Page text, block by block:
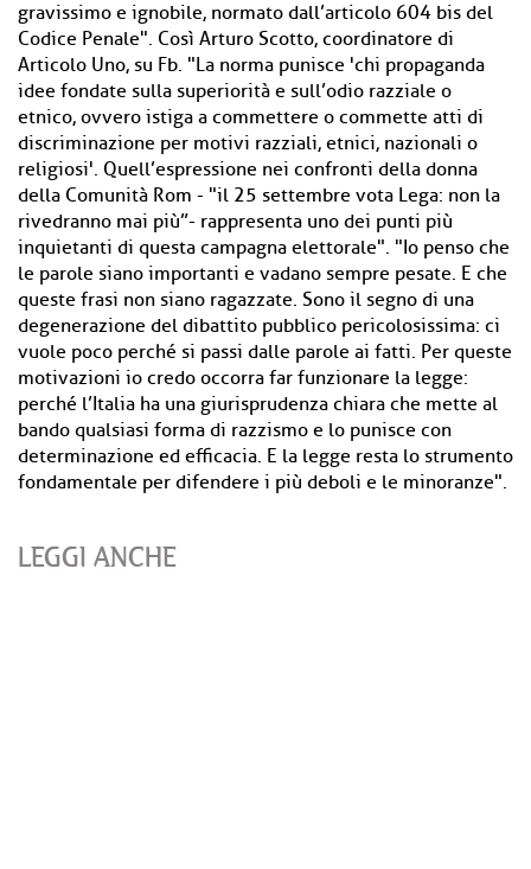
gravissimo e ignobile, normato dall’articolo 604 bis del
Codice Penale". Così Arturo Scotto, coordinatore di
Articolo Uno, su Fb. "La norma punisce 'chi propaganda
idee fondate sulla superiorità e sull’odio razziale o
etnico, ovvero istiga a commettere o commette atti di
discriminazione per motivi razziali, etnici, nazionali o
religiosi'. Quell’espressione nei confronti della donna
della Comunità Rom - "il 25 settembre vota Lega: non la
rivedranno mai più”- rappresenta uno dei punti più
inquietanti di questa campagna elettorale". "Io penso che
le parole siano importanti e vadano sempre pesate. E che
queste frasi non siano ragazzate. Sono il segno di una
degenerazione del dibattito pubblico pericolosissima: ci
vuole poco perché si passi dalle parole ai fatti. Per queste
motivazioni io credo occorra far funzionare la legge:
perché l’Italia ha una giurisprudenza chiara che mette al
bando qualsiasi forma di razzismo e lo punisce con
determinazione ed efficacia. E la legge resta lo strumento
fondamentale per difendere i più deboli e le minoranze".
LEGGI ANCHE